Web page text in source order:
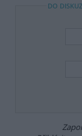
DO